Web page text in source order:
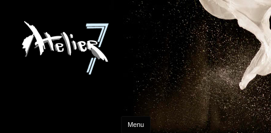
Menu Aller au contenu